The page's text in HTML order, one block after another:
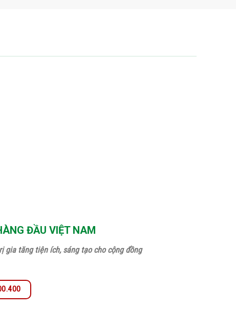
ĐẦU VIỆT NAM
gia tăng tiện ích, sáng tạo cho cộng đồng